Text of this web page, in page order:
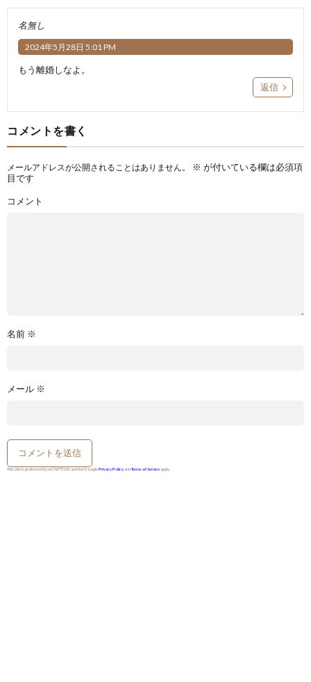
名無し
2024年5月28日 5:01 PM
もう離婚しなよ。
返信
コメントを書く
メールアドレスが公開されることはありません。 ※ が付いている欄は必須項
目です
コメント
名前 ※
メール ※
This site is protected by reCAPTCHA and the GooglePrivacy Policy andTerms of Service apply.